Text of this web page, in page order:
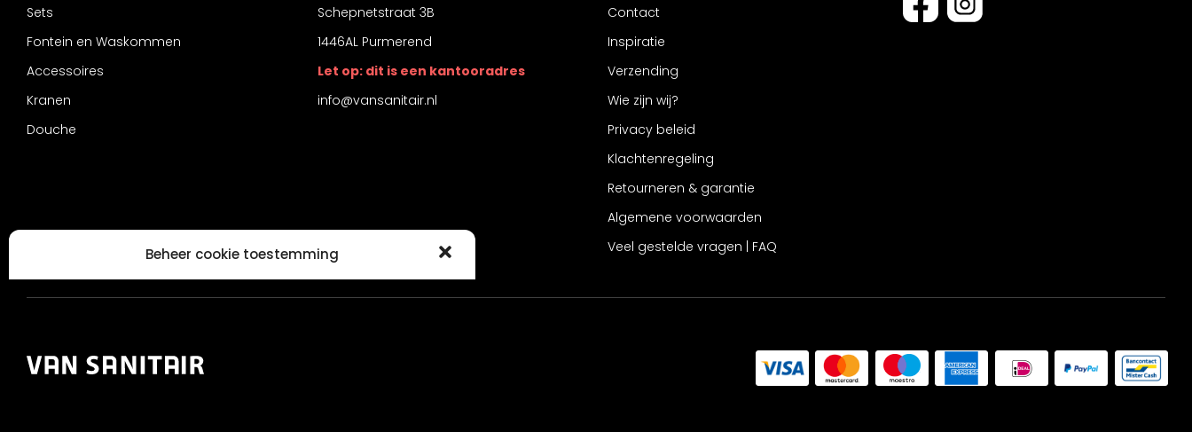
Beheer cookie toestemming
kan dit een nadelige invloed hebben op bepaalde functies en mogelijkheden.
Sets
Fontein en Waskommen
Accessoires
Kranen
Douche
Schepnetstraat 3B
1446AL Purmerend
Let op: dit is een kantooradres
info@vansanitair.nl
Contact
Inspiratie
Verzending
Wie zijn wij?
Privacy beleid
Klachtenregeling
Retourneren & garantie
Algemene voorwaarden
Veel gestelde vragen | FAQ